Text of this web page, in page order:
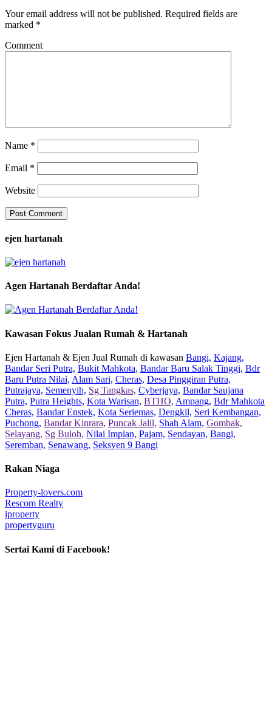
Your email address will not be published. Required fields are
marked *
Comment
Name *
Email *
Website
ejen hartanah
Agen Hartanah Berdaftar Anda!
Kawasan Fokus Jualan Rumah & Hartanah
Ejen Hartanah & Ejen Jual Rumah di kawasan Bangi, Kajang,
Bandar Seri Putra, Bukit Mahkota, Bandar Baru Salak Tinggi, Bdr
Baru Putra Nilai, Alam Sari, Cheras, Desa Pinggiran Putra,
Putrajaya, Semenyih, Sg Tangkas, Cyberjaya, Bandar Saujana
Putra, Putra Heights, Kota Warisan, BTHO, Ampang, Bdr Mahkota
Cheras, Bandar Enstek, Kota Seriemas, Dengkil, Seri Kembangan,
Puchong, Bandar Kinrara, Puncak Jalil, Shah Alam, Gombak,
Selayang, Sg Buloh, Nilai Impian, Pajam, Sendayan, Bangi,
Seremban, Senawang, Seksyen 9 Bangi
Rakan Niaga
Property-lovers.com
Rescom Realty
iproperty
propertyguru
Sertai Kami di Facebook!